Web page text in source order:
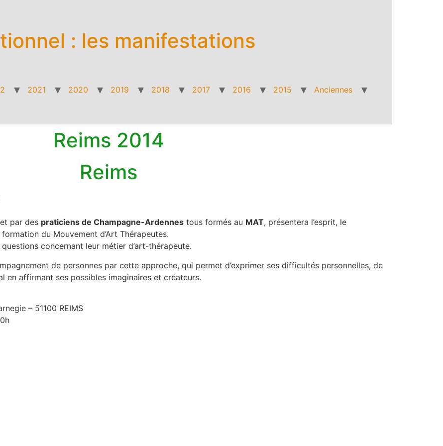
: les manifestations
2021 2020 2019 2018 2017 2016 2015 Anciennes
Reims 2014
Reims
et par des praticiens de Champagne-Ardennes tous formés au MAT, présentera l’esprit, le
du Mouvement d’Art Thérapeutes.
concernant leur métier d’art-thérapeute.
de personnes par cette approche, qui permet d’exprimer ses difficultés personnelles, de
en affirmant ses possibles imaginaires et créateurs.
– 51100 REIMS